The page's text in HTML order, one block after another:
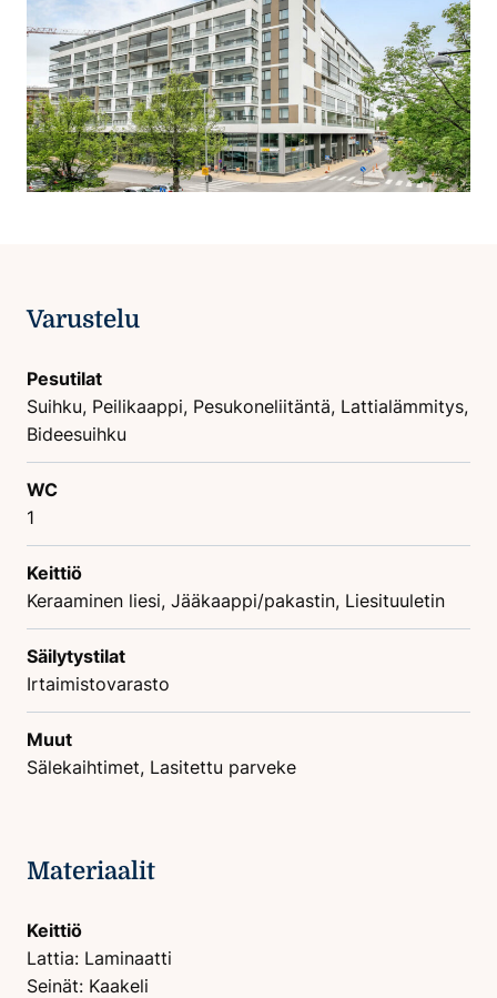
Varustelu
Pesutilat
Suihku, Peilikaappi, Pesukoneliitäntä, Lattialämmitys,
Bideesuihku
WC
1
Keittiö
Keraaminen liesi, Jääkaappi/pakastin, Liesituuletin
Säilytystilat
Irtaimistovarasto
Muut
Sälekaihtimet, Lasitettu parveke
Materiaalit
Keittiö
Lattia: Laminaatti
Seinät: Kaakeli